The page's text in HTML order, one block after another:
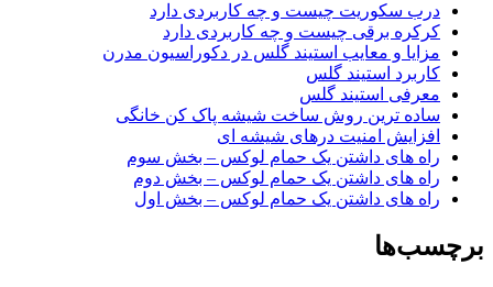
درب سکوریت چیست و چه کاربردی دارد
کرکره برقی چیست و چه کاربردی دارد
مزایا و معایب استیند گلس در دکوراسیون مدرن
کاربرد استیند گلس
معرفی استیند گلس
ساده ترین روش ساخت شیشه پاک کن خانگی
افزایش امنیت درهای شیشه ای
راه های داشتن یک حمام لوکس – بخش سوم
راه های داشتن یک حمام لوکس – بخش دوم
راه های داشتن یک حمام لوکس – بخش اول
برچسب‌ها